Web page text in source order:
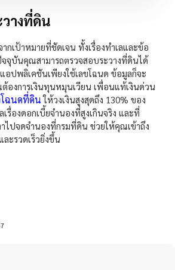
างที่ดิน
กเป้าหมายที่ชัดเจน ทั้งเรื่องทำเลและข้อ
จุบันคุณสามารถตรวจสอบระวางที่ดินได้
อปพลิเคชันเพียงใช้เลขโฉนด ข้อมูลก็จะ
งการเงินทุนหมุนเวียน เพื่อนแท้เงินด่วน
ฉนดที่ดินให้วงเงินสูงสุดถึง 130% ของ
รื่องดอกเบี้ยจำนองที่สูงเกินจริง และที่
ไปจดจำนองที่กรมที่ดิน ช่วยให้คุณเข้าถึง
ะรวดเร็วยิ่งขึ้น